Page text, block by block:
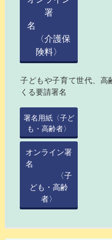
署
名
〈介護保
険料〉
子どもや子育て世代、高
くる要請署名
署名用紙〈子ど
も・高齢者〉
オンライン署
名
〈子
ども・高齢
者〉